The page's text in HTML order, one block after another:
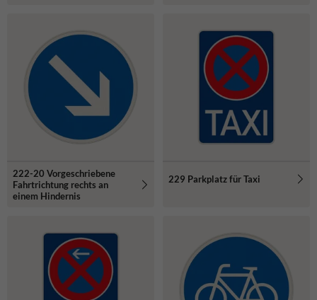
222-20 Vorgeschriebene
Fahrtrichtung rechts an
einem Hindernis
229 Parkplatz für Taxi